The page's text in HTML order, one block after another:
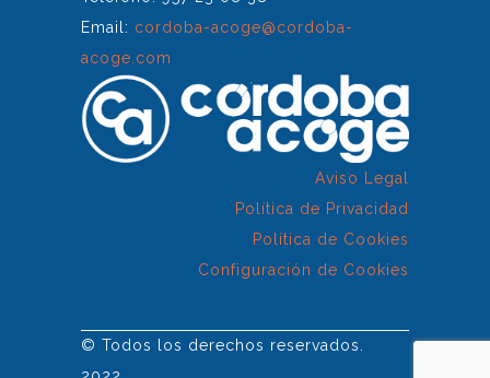
Email: cordoba-acoge@cordoba-
acoge.com
Aviso Legal
Política de Privacidad
Política de Cookies
Configuración de Cookies
© Todos los derechos reservados.